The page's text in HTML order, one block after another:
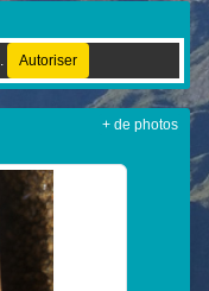
Autoriser
+ de photos